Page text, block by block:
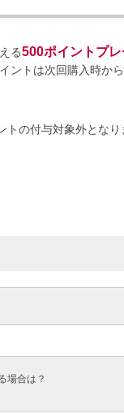
る500ポイントプ
ントは次回購入時か
トの付与対象外となり
場合は？